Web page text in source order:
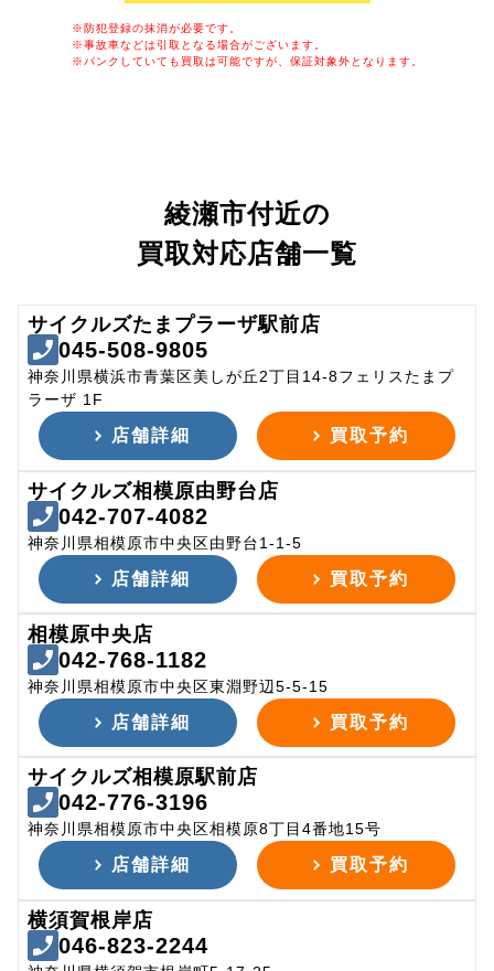
※防犯登録の抹消が必要です。
※事故車などは引取となる場合がございます。
※パンクしていても買取は可能ですが、保証対象外となります。
綾瀬市付近の
買取対応店舗一覧
サイクルズたまプラーザ駅前店
045-508-9805
神奈川県横浜市青葉区美しが丘2丁目14-8フェリスたまプ
ラーザ 1F
店舗詳細 買取予約
サイクルズ相模原由野台店
042-707-4082
神奈川県相模原市中央区由野台1-1-5
店舗詳細 買取予約
相模原中央店
042-768-1182
神奈川県相模原市中央区東淵野辺5-5-15
店舗詳細 買取予約
サイクルズ相模原駅前店
042-776-3196
神奈川県相模原市中央区相模原8丁目4番地15号
店舗詳細 買取予約
横須賀根岸店
046-823-2244